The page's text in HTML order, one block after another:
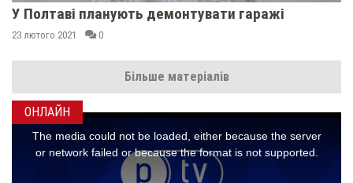
ОНЛАЙН
У Полтаві планують демонтувати гаражі
23 лютого 2021 0
Більше матеріалів